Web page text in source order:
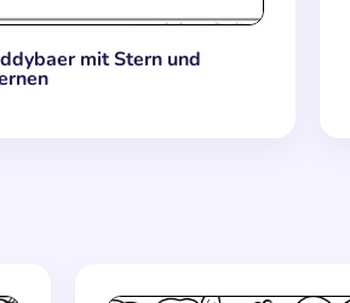
mit Stern und